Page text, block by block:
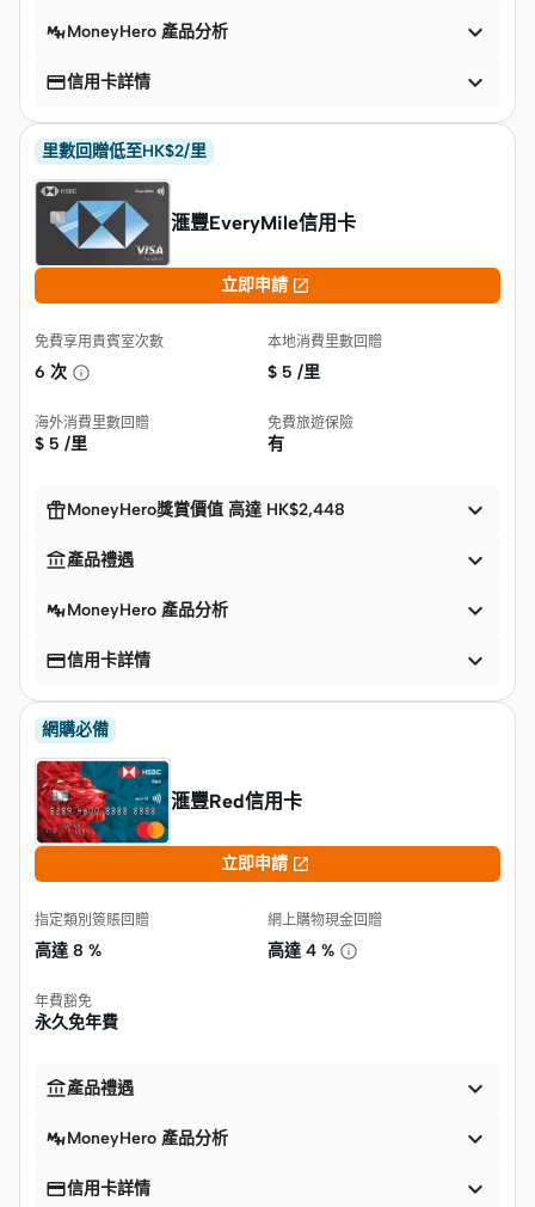
MoneyHero 產品分析 
信用卡詳情 
里數回贈低至HK$2/里
滙豐EveryMile信用卡
立即申請 
免費享用貴賓室次數
6 次
本地消費里數回贈
$ 5 /里
海外消費里數回贈
$ 5 /里
免費旅遊保險
有
MoneyHero獎賞價值 高達 HK$2,448 
產品禮遇 
MoneyHero 產品分析 
信用卡詳情 
網購必備
滙豐Red信用卡
立即申請 
指定類別簽賬回贈
高達 8 %
網上購物現金回贈
高達 4 %
年費豁免
永久免年費
產品禮遇 
MoneyHero 產品分析 
信用卡詳情 